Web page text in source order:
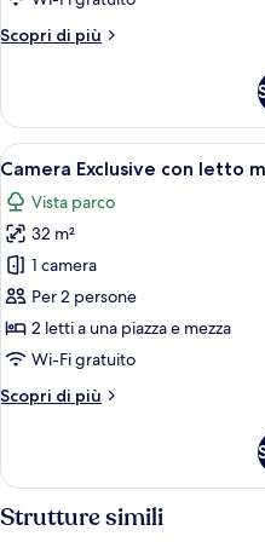
Scopri di più
Altri
Deluxe
Apri
tutte
le
foto
per
Camera
Exclusive
con
matrimoniale
letti
singoli
6
Camera Exclusive con letto
Vista parco
32 m²
1 camera
Per 2 persone
2 letti a una piazza e mezza
Wi-Fi gratuito
Scopri di più
Altri
Exclusive
letto
Strutture simili